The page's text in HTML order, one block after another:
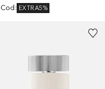
Cod : EXTRA5%